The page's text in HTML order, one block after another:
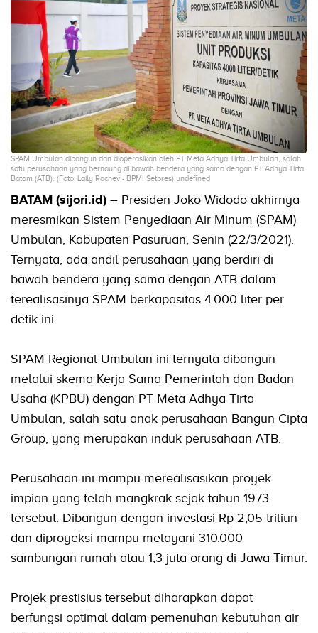
SPAM Umbulan dibangun dan dioperasikan oleh PT Meta Adhya Tirta Umbulan, salah
satu perusahaan yang bernaung di bawah bendera yang sama dengan PT Adhya Tirta
Batam (ATB). (Foto: Laily Rachev - BPMI Setpres) undefined
BATAM (sijori.id) – Presiden Joko Widodo akhirnya
meresmikan Sistem Penyediaan Air Minum (SPAM)
Umbulan, Kabupaten Pasuruan, Senin (22/3/2021).
Ternyata, ada andil perusahaan yang berdiri di
bawah bendera yang sama dengan ATB dalam
terealisasinya SPAM berkapasitas 4.000 liter per
detik ini.
SPAM Regional Umbulan ini ternyata dibangun
melalui skema Kerja Sama Pemerintah dan Badan
Usaha (KPBU) dengan PT Meta Adhya Tirta
Umbulan, salah satu anak perusahaan Bangun Cipta
Group, yang merupakan induk perusahaan ATB.
Perusahaan ini mampu merealisasikan proyek
impian yang telah mangkrak sejak tahun 1973
tersebut. Dibangun dengan investasi Rp 2,05 triliun
dan diproyeksi mampu melayani 310.000
sambungan rumah atau 1,3 juta orang di Jawa Timur.
Projek prestisius tersebut diharapkan dapat
berfungsi optimal dalam pemenuhan kebutuhan air